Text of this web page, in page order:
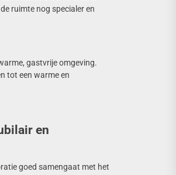
ruimte nog specialer en
gastvrije omgeving.
tot een warme en
en
goed samengaat met het